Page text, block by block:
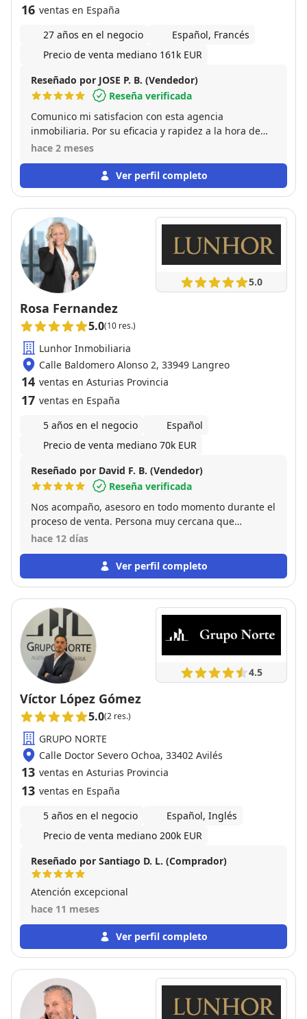
16 ventas en España
27 años en el negocio
Español, Francés
Precio de venta mediano 161k EUR
Reseñado por JOSE P. B. (Vendedor)
Reseña verificada
Comunico mi satisfacion con esta agencia
inmobiliaria. Por su eficacia y rapidez a la hora de
publicar y vender el piso que tenia en propiedad.
tenerme al tanto de todo en cada momento y
hacerme las cosas mas faciles. Por lo tanto
publicación de una venta.
hace 2 meses
Ver perfil completo
5.0
Rosa Fernandez
5.0(10 res.)
Lunhor Inmobiliaria
Calle Baldomero Alonso 2, 33949 Langreo
14 ventas en Asturias Provincia
17 ventas en España
5 años en el negocio
Español
Precio de venta mediano 70k EUR
Reseñado por David F. B. (Vendedor)
Reseña verificada
Nos acompaño, asesoro en todo momento durante el
proceso de venta. Persona muy cercana que
entiende y se adapta a las necesidades de cada
mes. Para mi, un 10 tanto como profesional como
persona.
hace 12 días
Ver perfil completo
4.5
Víctor López Gómez
5.0(2 res.)
GRUPO NORTE
Calle Doctor Severo Ochoa, 33402 Avilés
13 ventas en Asturias Provincia
13 ventas en España
5 años en el negocio
Español, Inglés
Precio de venta mediano 200k EUR
Reseñado por Santiago D. L. (Comprador)
Atención excepcional
hace 11 meses
Ver perfil completo